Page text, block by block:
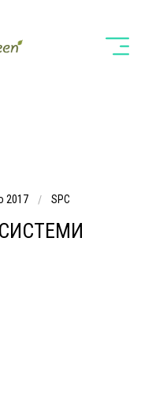
2017 SPC
СИСТЕМИ